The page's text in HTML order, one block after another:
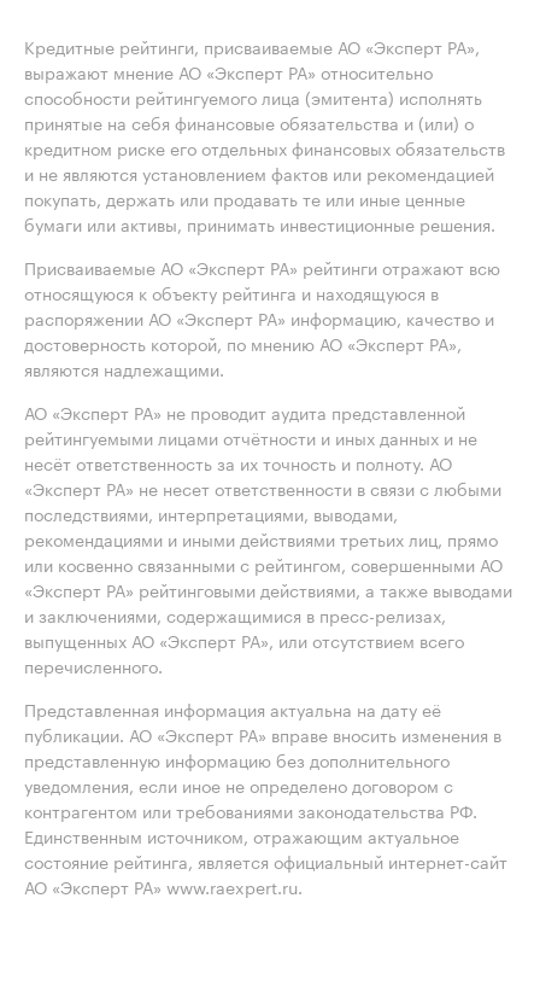
Кредитные рейтинги, присваиваемые АО «Эксперт РА»,
выражают мнение АО «Эксперт РА» относительно
способности рейтингуемого лица (эмитента) исполнять
принятые на себя финансовые обязательства и (или) о
кредитном риске его отдельных финансовых обязательств
и не являются установлением фактов или рекомендацией
покупать, держать или продавать те или иные ценные
бумаги или активы, принимать инвестиционные решения.
Присваиваемые АО «Эксперт РА» рейтинги отражают всю
относящуюся к объекту рейтинга и находящуюся в
распоряжении АО «Эксперт РА» информацию, качество и
достоверность которой, по мнению АО «Эксперт РА»,
являются надлежащими.
АО «Эксперт РА» не проводит аудита представленной
рейтингуемыми лицами отчётности и иных данных и не
несёт ответственность за их точность и полноту. АО
«Эксперт РА» не несет ответственности в связи с любыми
последствиями, интерпретациями, выводами,
рекомендациями и иными действиями третьих лиц, прямо
или косвенно связанными с рейтингом, совершенными АО
«Эксперт РА» рейтинговыми действиями, а также выводами
и заключениями, содержащимися в пресс-релизах,
выпущенных АО «Эксперт РА», или отсутствием всего
перечисленного.
Представленная информация актуальна на дату её
публикации. АО «Эксперт РА» вправе вносить изменения в
представленную информацию без дополнительного
уведомления, если иное не определено договором с
контрагентом или требованиями законодательства РФ.
Единственным источником, отражающим актуальное
состояние рейтинга, является официальный интернет-сайт
АО «Эксперт РА» www.raexpert.ru.